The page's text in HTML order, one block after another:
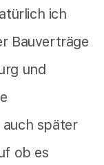
ich
Bauverträge
und
auch später
ob es